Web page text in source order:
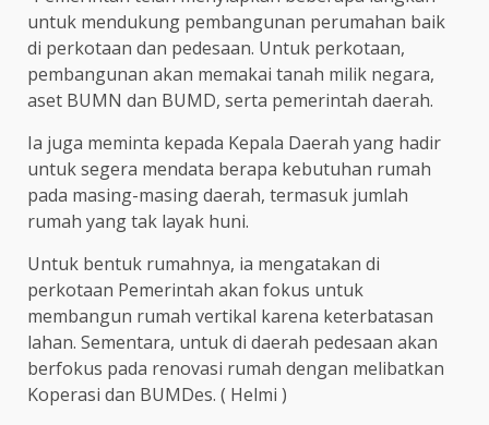
untuk mendukung pembangunan perumahan baik
di perkotaan dan pedesaan. Untuk perkotaan,
pembangunan akan memakai tanah milik negara,
aset BUMN dan BUMD, serta pemerintah daerah.
Ia juga meminta kepada Kepala Daerah yang hadir
untuk segera mendata berapa kebutuhan rumah
pada masing-masing daerah, termasuk jumlah
rumah yang tak layak huni.
Untuk bentuk rumahnya, ia mengatakan di
perkotaan Pemerintah akan fokus untuk
membangun rumah vertikal karena keterbatasan
lahan. Sementara, untuk di daerah pedesaan akan
berfokus pada renovasi rumah dengan melibatkan
Koperasi dan BUMDes. ( Helmi )